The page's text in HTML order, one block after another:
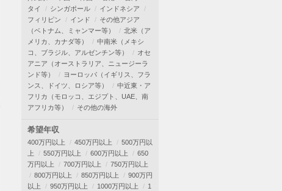
タイ
シンガポール
インドネシア
フィリピン
インド
その他アジア
（ベトナム、ミャンマー等）
北米（ア
メリカ、カナダ等）
中南米（メキシ
コ、ブラジル、アルゼンチン等）
オセ
アニア（オーストラリア、ニュージーラ
ンド等）
ヨーロッパ（イギリス、フラ
ンス、ドイツ、ロシア等）
中近東・ア
フリカ（モロッコ、エジプト、UAE、南
アフリカ等）
その他の海外
希望年収
400万円以上 450万円以上
500万円以
上
550万円以上 600万円以上
650
万円以上
700万円以上
750万円以上
800万円以上
850万円以上
900万円
以上
950万円以上 1000万円以上
1